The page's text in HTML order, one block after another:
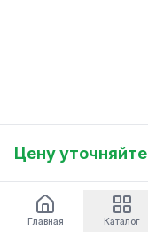
Цену уточняйте
Главная Каталог